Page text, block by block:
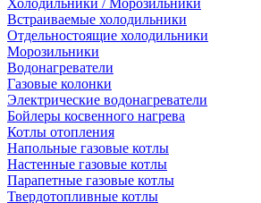
Холодильники / Морозильники
Встраиваемые холодильники
Отдельностоящие холодильники
Морозильники
Водонагреватели
Газовые колонки
Электрические водонагреватели
Бойлеры косвенного нагрева
Котлы отопления
Напольные газовые котлы
Настенные газовые котлы
Парапетные газовые котлы
Твердотопливные котлы